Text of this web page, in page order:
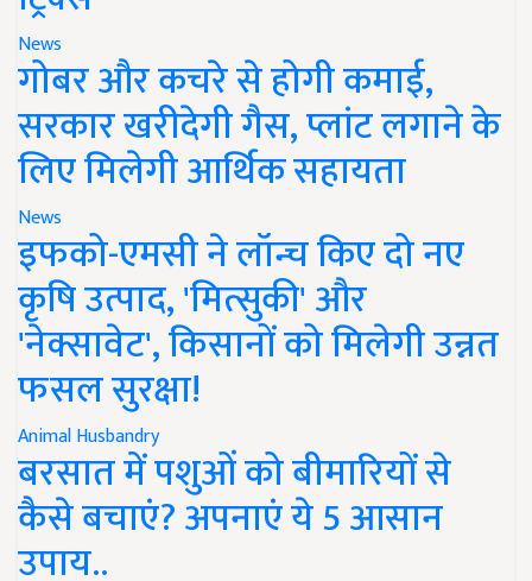
News
गोबर और कचरे से होगी कमाई,
सरकार खरीदेगी गैस, प्लांट लगाने के
लिए मिलेगी आर्थिक सहायता
News
इफको-एमसी ने लॉन्च किए दो नए
कृषि उत्पाद, 'मित्सुकी' और
'नेक्सावेट', किसानों को मिलेगी उन्नत
फसल सुरक्षा!
Animal Husbandry
बरसात में पशुओं को बीमारियों से
कैसे बचाएं? अपनाएं ये 5 आसान
उपाय..